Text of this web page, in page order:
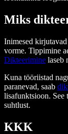
Miks
Inimesed
vorme. Tippimine
Dikteerimine laseb
Kuna tööriistad
paranevad, saab
lisafunktsioon. See
suhtlust.
KKK